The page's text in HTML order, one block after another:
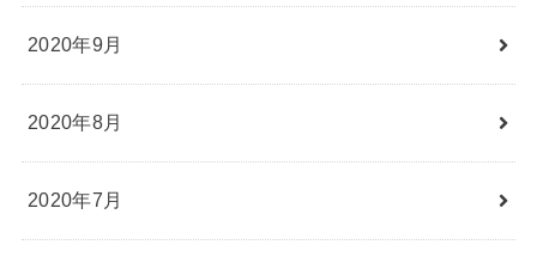
2020年9月
2020年8月
2020年7月